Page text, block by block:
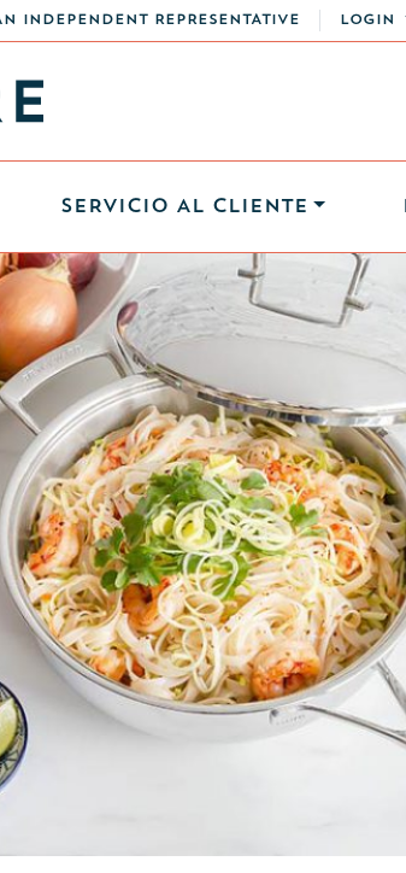
INDEPENDENT REPRESENTATIVE LOGIN
SERVICIO AL CLIENTE